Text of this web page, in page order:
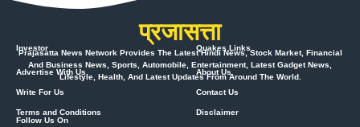
प्रजासत्ता
Prajasatta News Network Provides The Latest Hindi News, Stock Market, Financial
And Business News, Sports, Automobile, Entertainment, Latest Gadget News,
Lifestyle, Health, And Latest Updates From Around The World.
Investor
Advertise With Us
Write For Us
Terms and Conditions
Quakes Links
About Us
Contact Us
Disclaimer
Follow Us On